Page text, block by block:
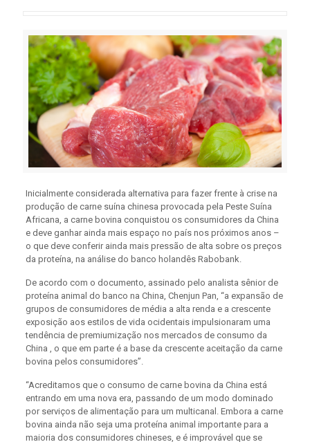
Inicialmente considerada alternativa para fazer frente à crise na
produção de carne suína chinesa provocada pela Peste Suína
Africana, a carne bovina conquistou os consumidores da China
e deve ganhar ainda mais espaço no país nos próximos anos –
o que deve conferir ainda mais pressão de alta sobre os preços
da proteína, na análise do banco holandês Rabobank.
De acordo com o documento, assinado pelo analista sênior de
proteína animal do banco na China, Chenjun Pan, “a expansão de
grupos de consumidores de média a alta renda e a crescente
exposição aos estilos de vida ocidentais impulsionaram uma
tendência de premiumização nos mercados de consumo da
China , o que em parte é a base da crescente aceitação da carne
bovina pelos consumidores”.
“Acreditamos que o consumo de carne bovina da China está
entrando em uma nova era, passando de um modo dominado
por serviços de alimentação para um multicanal. Embora a carne
bovina ainda não seja uma proteína animal importante para a
maioria dos consumidores chineses, e é improvável que se